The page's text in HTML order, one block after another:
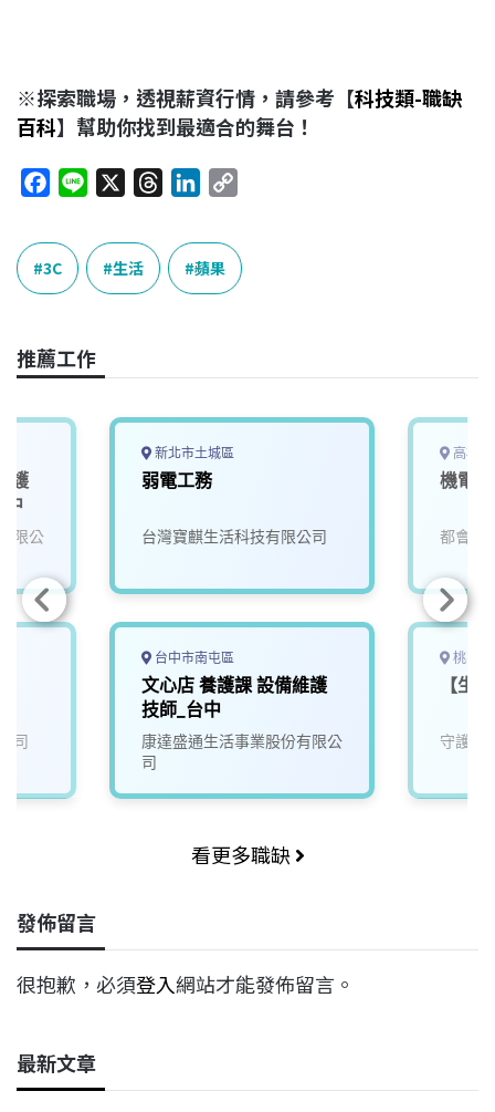
※探索職場，透視薪資行情，請參考【科技類-職缺
百科】幫助你找到最適合的舞台！
c
e
b
o
k
n
e
e
n
k
e
n
y
k
3C 生活 蘋果
推薦工作
護
中
限公
司
新北市土城區
弱電工務
台灣寶麒生活科技有限公司
台中市南屯區
文心店 養護課 設備維護
技師_台中
康達盛通生活事業股份有限公
司
高雄
機電
都會生
桃園
【生
守護家
看更多職缺
發佈留言
很抱歉，必須登入網站才能發佈留言。
最新文章